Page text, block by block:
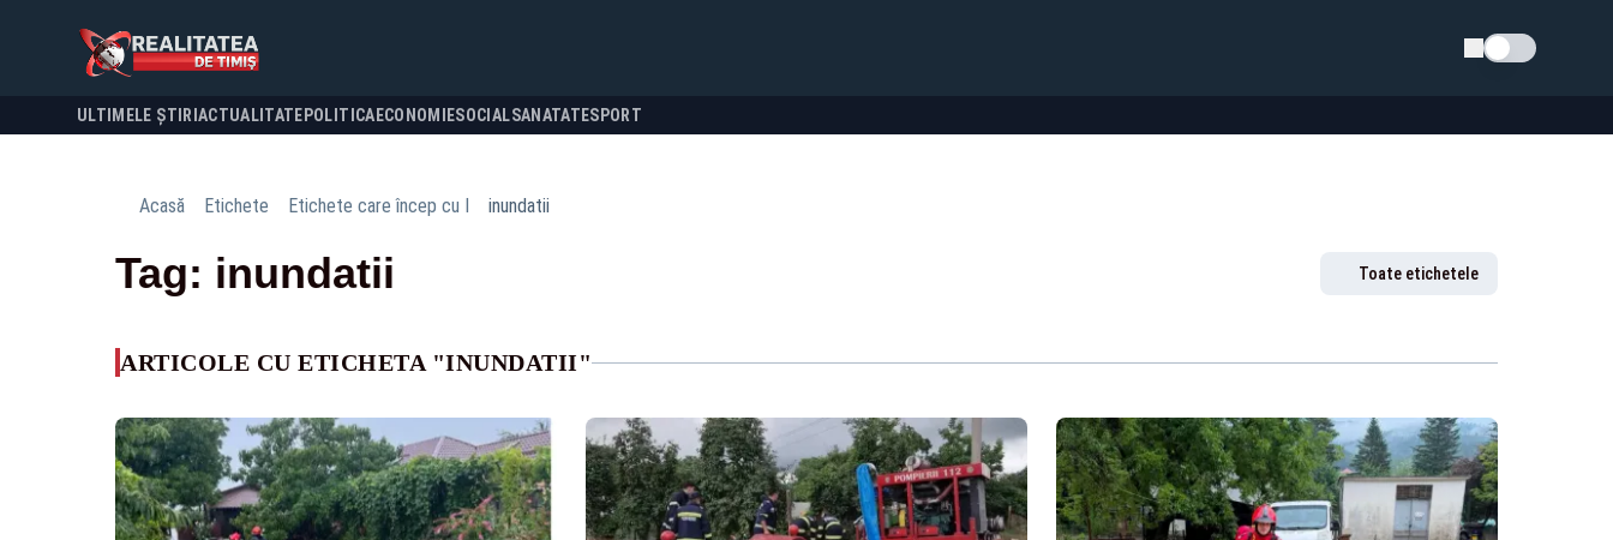
Schimba tema
ULTIMELE ȘTIRI ACTUALITATE POLITICA ECONOMIESOCIALSANATATESPORT
Acasă Etichete Etichete care încep cu I inundatii
Tag: inundatii Toate etichetele
ARTICOLE CU ETICHETA "INUNDATII"